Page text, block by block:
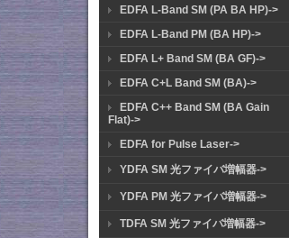
EDFA L-Band SM (PA BA HP)->
EDFA L-Band PM (BA HP)->
EDFA L+ Band SM (BA GF)->
EDFA C+L Band SM (BA)->
EDFA C++ Band SM (BA Gain
Flat)->
EDFA for Pulse Laser->
YDFA SM 光ファイバ増幅器->
YDFA PM 光ファイバ増幅器->
TDFA SM 光ファイバ増幅器->